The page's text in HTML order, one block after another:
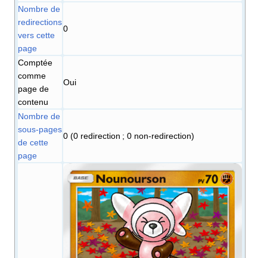
Nombre de
redirections
vers cette
page
0
Comptée
comme
page de
contenu
Oui
Nombre de
sous-pages
de cette
page
0 (0 redirection ; 0 non-redirection)